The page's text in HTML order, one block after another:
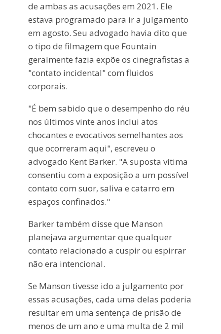
de ambas as acusações em 2021. Ele
estava programado para ir a julgamento
em agosto. Seu advogado havia dito que
o tipo de filmagem que Fountain
geralmente fazia expõe os cinegrafistas a
"contato incidental" com fluidos
corporais.
"É bem sabido que o desempenho do réu
nos últimos vinte anos inclui atos
chocantes e evocativos semelhantes aos
que ocorreram aqui", escreveu o
advogado Kent Barker. "A suposta vítima
consentiu com a exposição a um possível
contato com suor, saliva e catarro em
espaços confinados."
Barker também disse que Manson
planejava argumentar que qualquer
contato relacionado a cuspir ou espirrar
não era intencional.
Se Manson tivesse ido a julgamento por
essas acusações, cada uma delas poderia
resultar em uma sentença de prisão de
menos de um ano e uma multa de 2 mil